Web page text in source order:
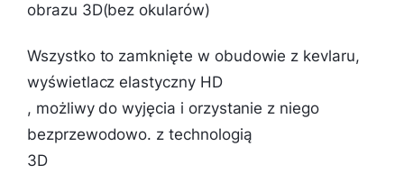
obrazu 3D(bez okularów)
Wszystko to zamknięte w obudowie z kevlaru,
wyświetlacz elastyczny HD
, możliwy do wyjęcia i orzystanie z niego
bezprzewodowo. z technologią
3D